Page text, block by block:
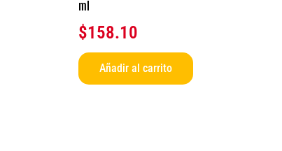
ml
$158.10
Añadir al carrito